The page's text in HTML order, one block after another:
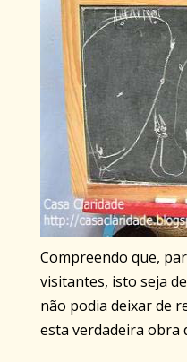
Compreendo que,
visitantes, isto seja
não podia deixar de
esta verdadeira obra